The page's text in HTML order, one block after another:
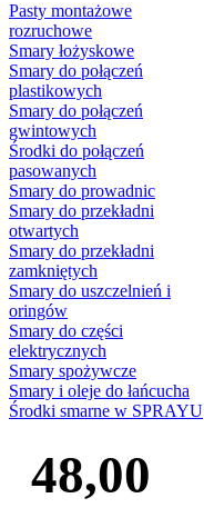
Pasty montażowe
rozruchowe
Smary łożyskowe
Smary do połączeń
plastikowych
Smary do połączeń
gwintowych
Środki do połączeń
pasowanych
Smary do prowadnic
Smary do przekładni
otwartych
Smary do przekładni
zamkniętych
Smary do uszczelnień i
oringów
Smary do części
elektrycznych
Smary spożywcze
Smary i oleje do łańcucha
Środki smarne w SPRAYU
48,00